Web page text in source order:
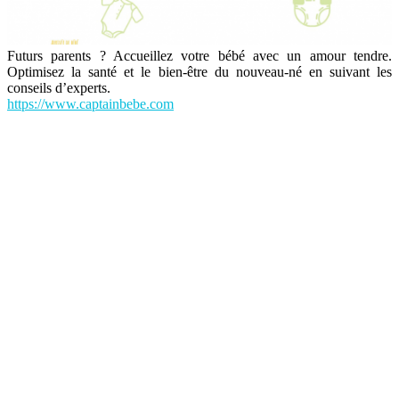
Futurs parents ? Accueillez votre bébé avec un amour tendre.
Optimisez la santé et le bien-être du nouveau-né en suivant les
conseils d’experts.
https://www.captainbebe.com